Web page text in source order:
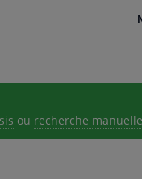
ou recherche manuelle